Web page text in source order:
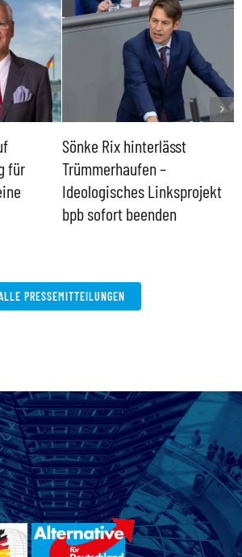
für
Sönke Rix hinterlässt
Trümmerhaufen –
Ideologisches Linksprojekt
bpb sofort beenden
PRESSEMITTEILUNGEN